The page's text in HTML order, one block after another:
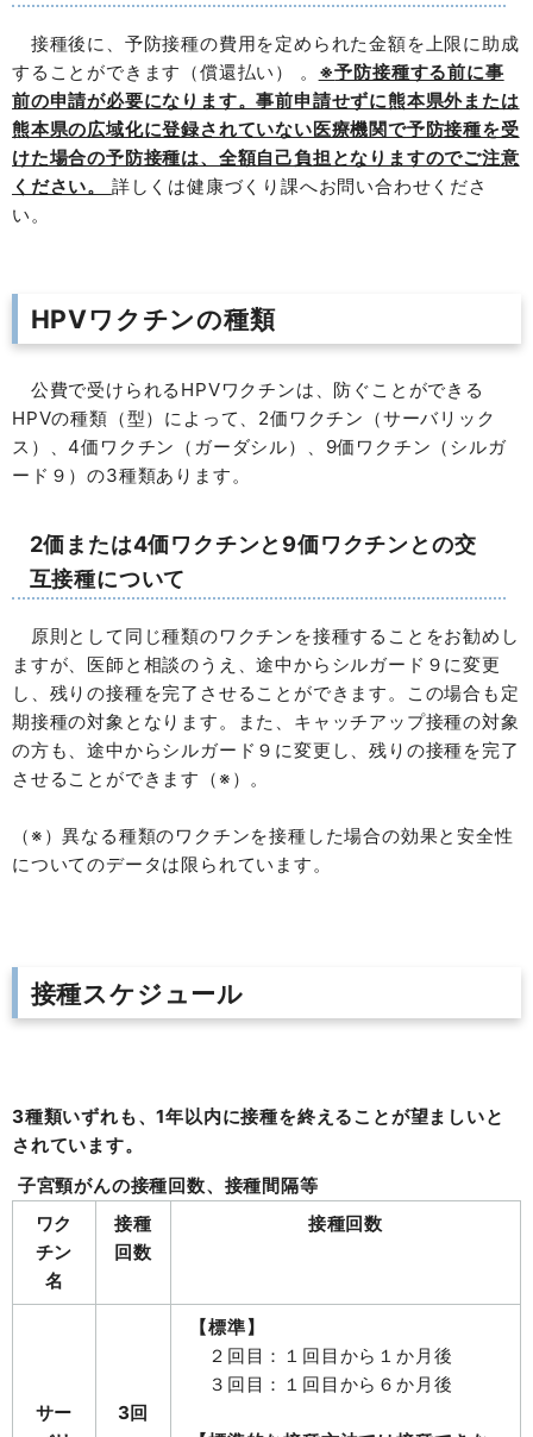
接種後に、予防接種の費用を定められた金額を上限に助成
することができます（償還払い） 。 ※予防接種する前に事
前の申請が必要になります。事前申請せずに熊本県外または
熊本県の広域化に登録されていない医療機関で予防接種を受
けた場合の予防接種は、全額自己負担となりますのでご注意
ください。
詳しくは健康づくり課へお問い合わせくださ
い。
HPVワクチンの種類
公費で受けられるHPVワクチンは、防ぐことができる
HPVの種類（型）によって、2価ワクチン（サーバリック
ス）、4価ワクチン（ガーダシル）、9価ワクチン（シルガ
ード９）の3種類あります。
2価または4価ワクチンと9価ワクチンとの交
互接種について
原則として同じ種類のワクチンを接種することをお勧めし
ますが、医師と相談のうえ、途中からシルガード９に変更
し、残りの接種を完了させることができます。この場合も定
期接種の対象となります。また、キャッチアップ接種の対象
の方も、途中からシルガード９に変更し、残りの接種を完了
させることができます（※）。
（※）異なる種類のワクチンを接種した場合の効果と安全性
についてのデータは限られています。
接種スケジュール
3種類いずれも、1年以内に接種を終えることが望ましいと
されています。
子宮頸がんの接種回数、接種間隔等
ワク
チン
名
接種
回数
接種回数
サー
3回
【標準】
２回目：１回目から１か月後
３回目：１回目から６か月後